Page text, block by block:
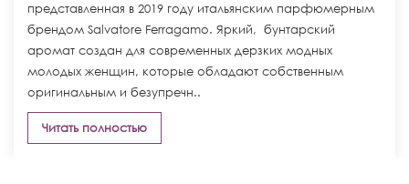
представленная в 2019 году итальянским парфюмерным
брендом Salvatore Ferragamo. Яркий, бунтарский
аромат создан для современных дерзких модных
молодых женщин, которые обладают собственным
оригинальным и безупречн..
Читать полностью